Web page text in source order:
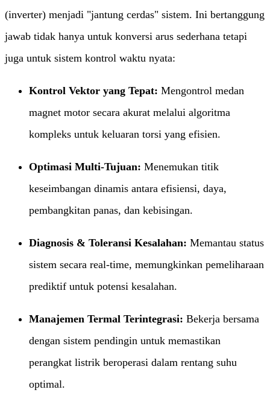
(inverter) menjadi "jantung cerdas" sistem. Ini bertanggung
jawab tidak hanya untuk konversi arus sederhana tetapi
juga untuk sistem kontrol waktu nyata:
Kontrol Vektor yang Tepat:​ ​ Mengontrol medan
magnet motor secara akurat melalui algoritma
kompleks untuk keluaran torsi yang efisien.
Optimasi Multi-Tujuan:​ ​ Menemukan titik
keseimbangan dinamis antara efisiensi, daya,
pembangkitan panas, dan kebisingan.
Diagnosis & Toleransi Kesalahan:​ ​ Memantau status
sistem secara real-time, memungkinkan pemeliharaan
prediktif untuk potensi kesalahan.
Manajemen Termal Terintegrasi:​ ​ Bekerja bersama
dengan sistem pendingin untuk memastikan
perangkat listrik beroperasi dalam rentang suhu
optimal.